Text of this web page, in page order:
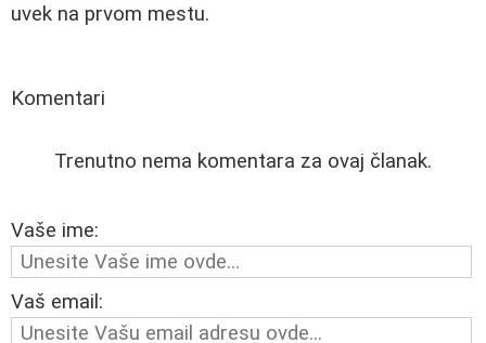
uvek na prvom mestu.
Komentari
Trenutno nema komentara za ovaj članak.
Vaše ime:
Vaš email: